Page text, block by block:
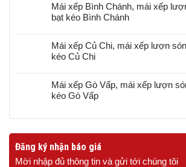
Mái xếp Bình Chánh, mái xếp
bạt kéo Bình Chánh
Mái xếp Củ Chi, mái xếp lượn
kéo Củ Chi
Mái xếp Gò Vấp, mái xếp lượn
kéo Gò Vấp
Đăng ký nhận báo giá
Mời nhập đủ thông tin và gửi tới chúng tôi